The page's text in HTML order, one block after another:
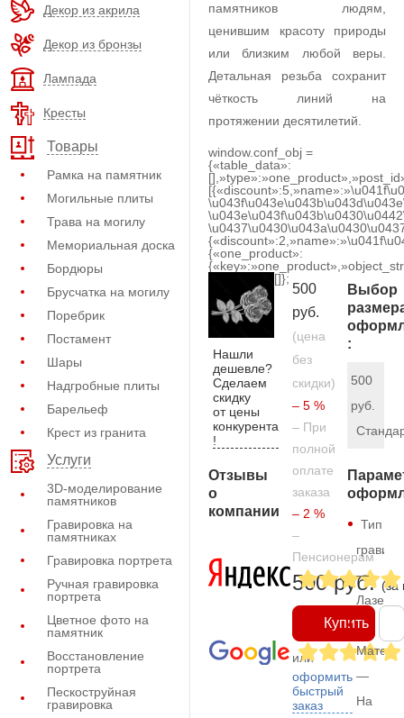
Декор из акрила
Декор из бронзы
Лампада
Кресты
Товары
Рамка на памятник
Могильные плиты
Трава на могилу
Мемориальная доска
Бордюры
Брусчатка на могилу
Поребрик
Постамент
Шары
Надгробные плиты
Барельеф
Крест из гранита
Услуги
3D-моделирование
памятников
Гравировка на
памятниках
Гравировка портрета
Ручная гравировка
портрета
Цветное фото на
памятник
Восстановление
портрета
Пескоструйная
гравировка
памятников людям,
ценившим красоту природы
или близким любой веры.
Детальная резьба сохранит
чёткость линий на
протяжении десятилетий.
window.conf_obj =
{«table_data»:
{«one_product»:
[]};
Нашли
дешевле?
Сделаем
скидку
от цены
конкурента
!
Отзывы
о
компании
500
руб.
(цена
без
скидки)
– 5 %
– При
полной
оплате
заказа
– 2 %
–
Пенсионерам
500 руб. (за
Купить
или
оформить
быстрый
заказ
Выбор
:
500
руб.
Тип
—
—
На